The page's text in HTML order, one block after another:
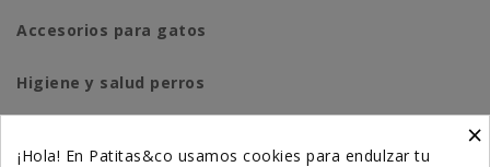
Accesorios para gatos
Higiene y salud perros
×
¡Hola! En Patitas&co usamos cookies para endulzar tu